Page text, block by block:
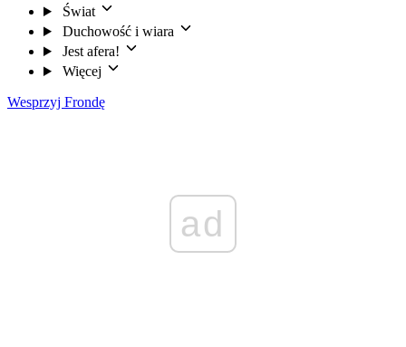
Świat
Duchowość i wiara
Jest afera!
Więcej
Wesprzyj Frondę
ad